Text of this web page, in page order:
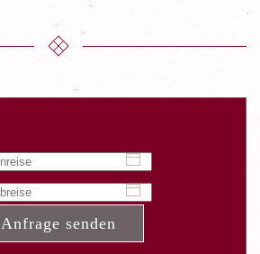
Anfrage senden